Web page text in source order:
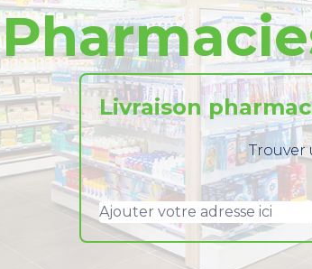
Livraison
Trouver